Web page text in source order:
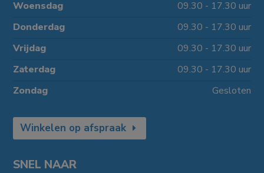
Woensdag
09.30 - 17.30 uur
Donderdag
09.30 - 17.30 uur
Vrijdag
09.30 - 17.30 uur
Zaterdag
09.30 - 17.30 uur
Zondag
Gesloten
Winkelen op afspraak
SNEL NAAR